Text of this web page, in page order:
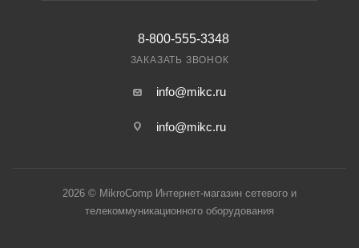
8-800-555-3348
ЗАКАЗАТЬ ЗВОНОК
info@mikc.ru
info@mikc.ru
2026 © MikroComp Интернет-магазин сетевого и
телекоммуникационного оборудования